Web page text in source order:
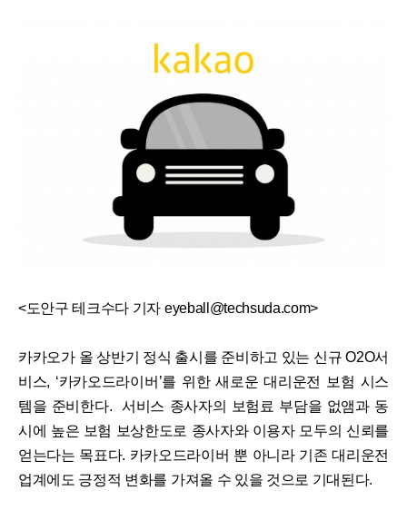
<도안구 테크수다 기자 eyeball@techsuda.com>
카카오가 올 상반기 정식 출시를 준비하고 있는 신규 O2O서
비스, ‘카카오드라이버’를 위한 새로운 대리운전 보험 시스
템을 준비한다. 서비스 종사자의 보험료 부담을 없앰과 동
시에 높은 보험 보상한도로 종사자와 이용자 모두의 신뢰를
얻는다는 목표다. 카카오드라이버 뿐 아니라 기존 대리운전
업계에도 긍정적 변화를 가져올 수 있을 것으로 기대된다.